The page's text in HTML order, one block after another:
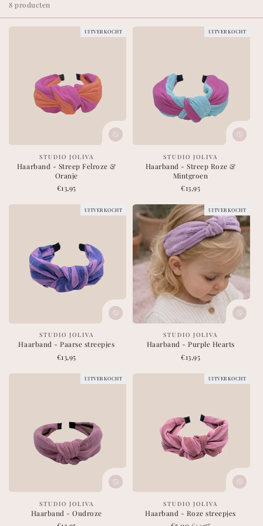
e
8 producten
UITVERKOCHT
leverancier:
STUDIO JOLIVA
Haarband - Streep Felroze &
Oranje
Normale
€13,95
UITVERKOCHT
leverancier:
STUDIO JOLIVA
Haarband - Streep Roze &
Mintgroen
Normale
€13,95
UITVERKOCHT
leverancier:
STUDIO JOLIVA
Haarband - Paarse streepjes
Normale
€13,95
UITVERKOCHT
leverancier:
STUDIO JOLIVA
Haarband - Purple Hearts
Normale
€13,95
UITVERKOCHT
leverancier:
STUDIO JOLIVA
Haarband - Oudroze
UITVERKOCHT
leverancier:
STUDIO JOLIVA
Haarband - Roze streepjes